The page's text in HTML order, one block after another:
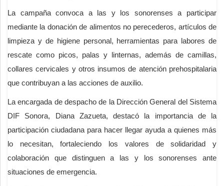
La campaña convoca a las y los sonorenses a participar
mediante la donación de alimentos no perecederos, artículos de
limpieza y de higiene personal, herramientas para labores de
rescate como picos, palas y linternas, además de camillas,
collares cervicales y otros insumos de atención prehospitalaria
que contribuyan a las acciones de auxilio.
La encargada de despacho de la Dirección General del Sistema
DIF Sonora, Diana Zazueta, destacó la importancia de la
participación ciudadana para hacer llegar ayuda a quienes más
lo necesitan, fortaleciendo los valores de solidaridad y
colaboración que distinguen a las y los sonorenses ante
situaciones de emergencia.